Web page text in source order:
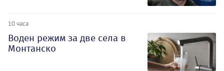
10 часа
Воден режим за две села в
Монтанско